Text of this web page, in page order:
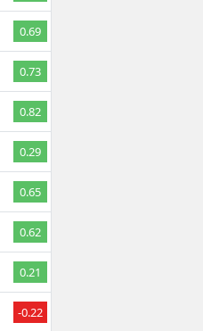
0.69
0.73
0.82
0.29
0.65
0.62
0.21
-0.22